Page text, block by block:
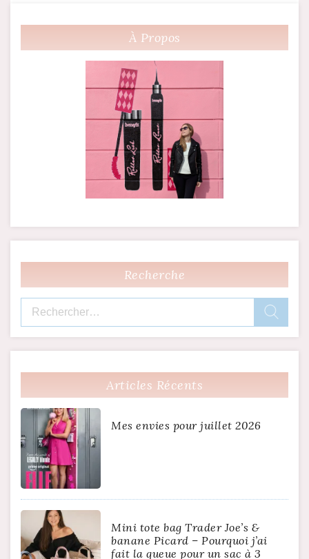
de
l’article
À Propos
Recherche
Rechercher :
Articles Récents
Mes envies pour juillet 2026
Mini tote bag Trader Joe’s &
banane Picard – Pourquoi j’ai
fait la queue pour un sac à 3